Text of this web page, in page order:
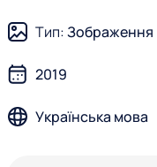
Тип:Зображення
2019
Українська мова